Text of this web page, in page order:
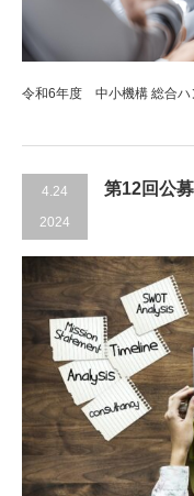
令和6年度 中小機構 総合ハ
4.24
2024
第12回公